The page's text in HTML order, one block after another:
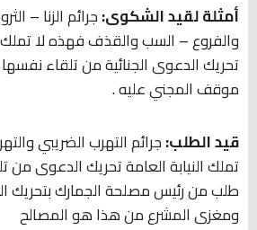
أمثلة لقيد الشكوى:جرائم الزنا –
والفروع – السب والقذف فهذه لا تملك
تحريك الدعوى الجنائية من تلقاء نفسها
موقف المجني عليه .
قيد الطلب:جرائم التهرب الضريبي
تملك النيابة العامة تحريك الدعوى من
طلب من رئيس مصلحة الجمارك بتحريك
ومغزى المشرع من هذا هو المصالح